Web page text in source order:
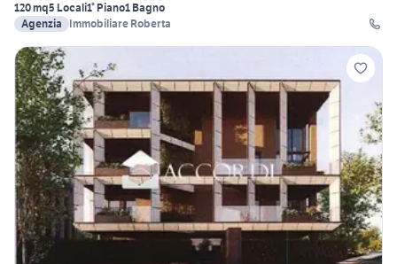
120 mq5 Locali1° Piano1 Bagno
Agenzia
Immobiliare Roberta